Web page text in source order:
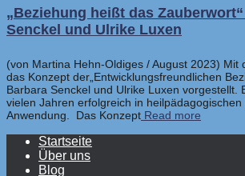
„Beziehung heißt das
Senckel und Ulrike Luxen
(von Martina Hehn-Oldiges / August 2023) Mit
das Konzept der„Entwicklungsfreundlichen
Barbara Senckel und Ulrike Luxen vorgestellt.
vielen Jahren erfolgreich in heilpädagogischen
Anwendung. Das Konzept Read more
Startseite
Über uns
Blog